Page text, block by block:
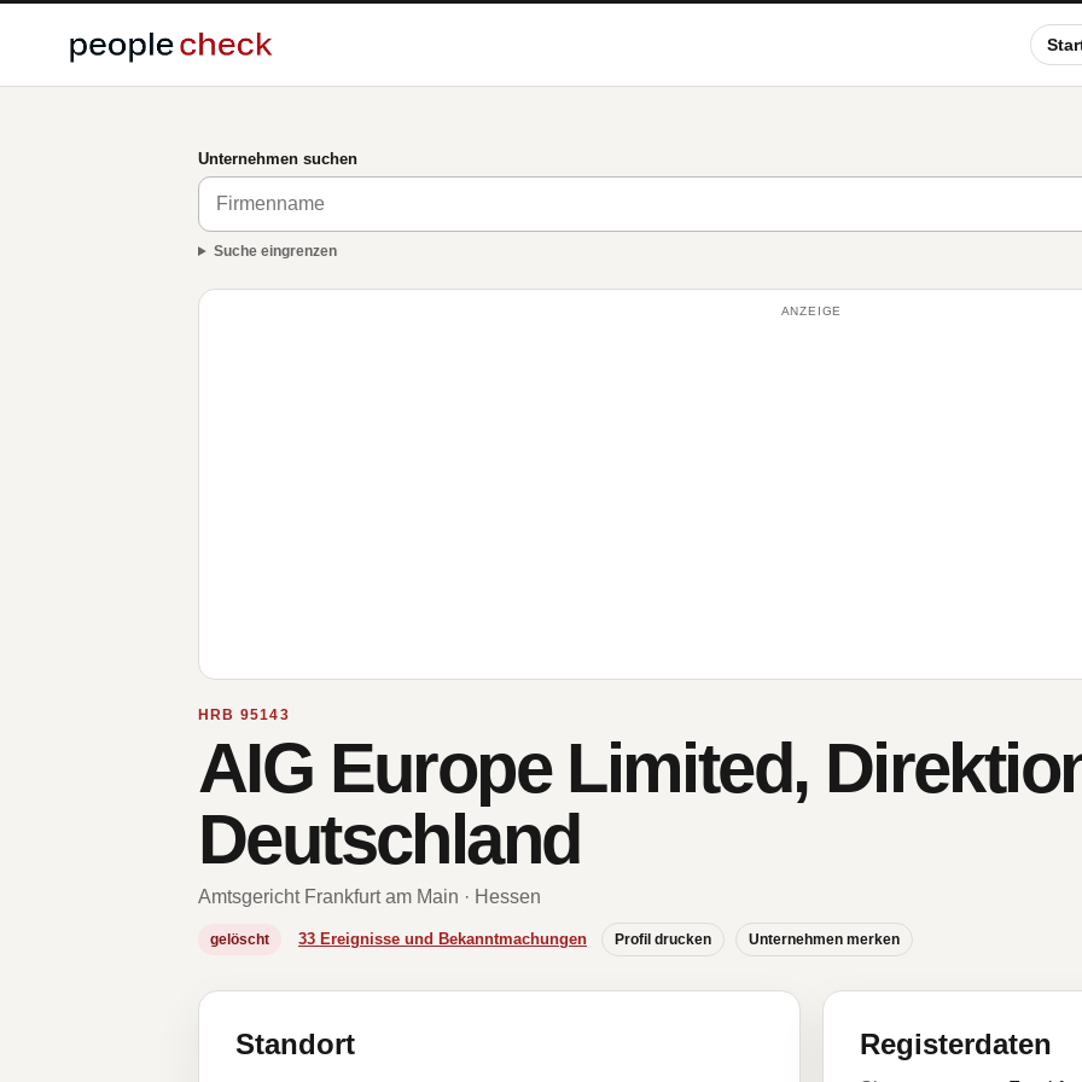
Unternehmen suchen
Suche eingrenzen
ANZEIGE
HRB 95143
AIG Europe Limited,
Deutschland
Amtsgericht Frankfurt am Main · Hessen
gelöscht 33 Ereignisse und Bekanntmachungen Profil drucken Unternehmen merken
Standort Registerdaten